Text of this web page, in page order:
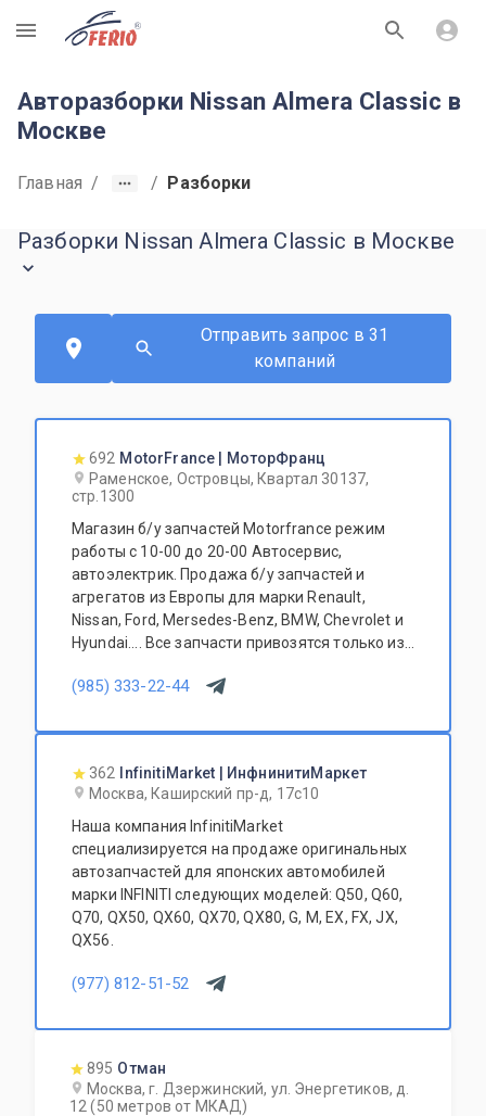
R
Авторазборки Nissan Almera Classic в
Москве
Главная / / Разборки
Разборки Nissan Almera Classic в Москве
Отправить запрос в 31
компаний
692 MotorFrance | МоторФранц
Раменское, Островцы, Квартал 30137,
стр.1300
Магазин б/у запчастей Motorfrance режим
работы с 10-00 до 20-00 Автосервис,
автоэлектрик. Продажа б/у запчастей и
агрегатов из Европы для марки Renault,
Nissan, Ford, Mersedes-Benz, BMW, Chevrolet и
Hyundai.... Все запчасти привозятся только из
(985) 333-22-44
362
InfinitiMarket | ИнфнинитиМаркет
Москва, Каширский пр-д, 17с10
Наша компания InfinitiMarket
специализируется на продаже оригинальных
автозапчастей для японских автомобилей
марки INFINITI следующих моделей: Q50, Q60,
Q70, QX50, QX60, QX70, QX80, G, M, EX, FX, JX,
QX56.
(977) 812-51-52
895 Отман
Москва, г. Дзержинский, ул. Энергетиков, д.
12 (50 метров от МКАД)